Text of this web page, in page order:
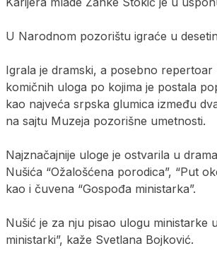
U Narodnom pozorištu igraće u
Igrala je dramski, a posebno repertoar
komičnih uloga po kojima je postala
kao najveća srpska glumica između
na sajtu Muzeja pozorišne umetnosti.
Najznačajnije uloge je ostvarila u
Nušića “Ožalošćena porodica”, “Put
kao i čuvena “Gospođa ministarka”.
Nušić je za nju pisao ulogu ministarke
ministarki”, kaže Svetlana Bojković.